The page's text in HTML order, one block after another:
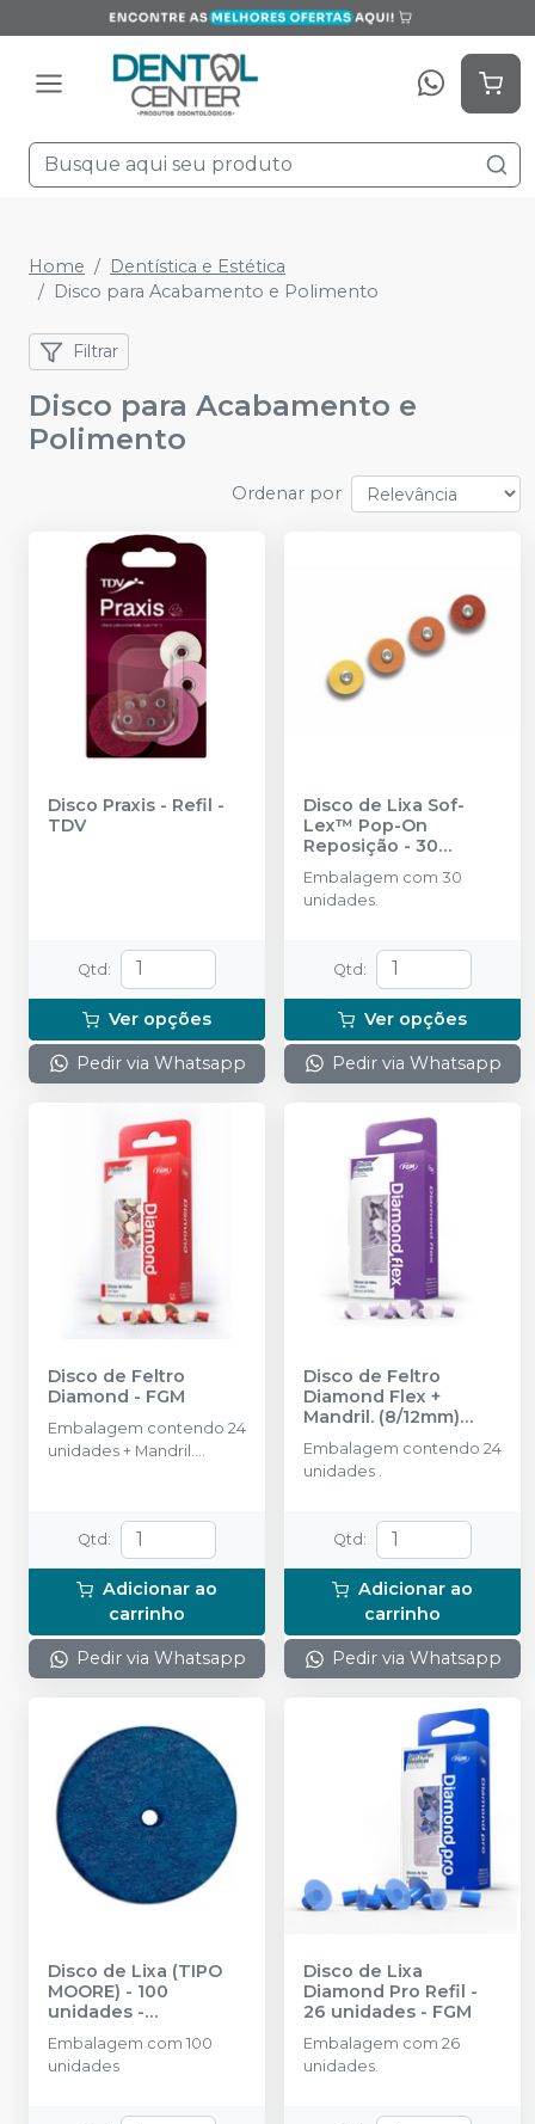
Home
Dentística e Estética
Disco para Acabamento e Polimento
Filtrar
Disco para Acabamento e
Polimento
Ordenar por
Disco Praxis - Refil -
TDV
Qtd :
Ver opções
Pedir via Whatsapp
Disco de Lixa Sof-
Lex™ Pop-On
Reposição - 30
unidades
SOLVENTUM
Embalagem com 30
unidades.
Qtd :
Ver opções
Pedir via Whatsapp
Disco de Feltro
Diamond - FGM
Embalagem contendo 24
unidades + Mandril.
Qtd :
Adicionar ao
carrinho
Pedir via Whatsapp
Disco de Feltro
Diamond Flex +
Mandril. (8/12mm)
Sortido
Embalagem contendo 24
unidades .
Qtd :
Adicionar ao
carrinho
Pedir via Whatsapp
Disco de Lixa (TIPO
MOORE) - 100
unidades -
MICRODONT
Embalagem com 100
unidades
Disco de Lixa
Diamond Pro Refil -
26 unidades - FGM
Embalagem com 26
unidades.